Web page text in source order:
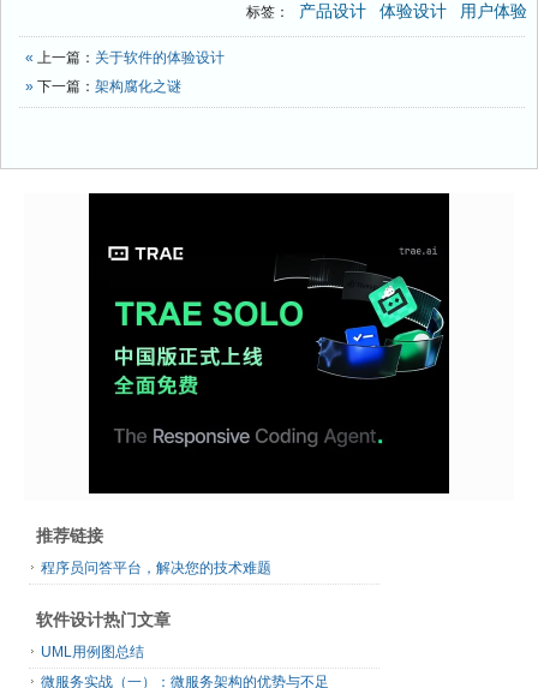
标签： 产品设计 体验设计 用户体验
« 上一篇： 关于软件的体验设计
» 下一篇： 架构腐化之谜
推荐链接
程序员问答平台，解决您的技术难题
软件设计热门文章
UML用例图总结
微服务实战（一）：微服务架构的优势与不足